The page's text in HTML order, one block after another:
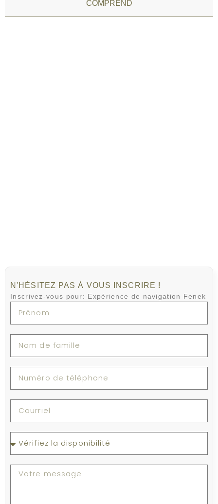
COMPREND
N'HÉSITEZ PAS À VOUS INSCRIRE !
Inscrivez-vous pour: Expérience de navigation Fenek